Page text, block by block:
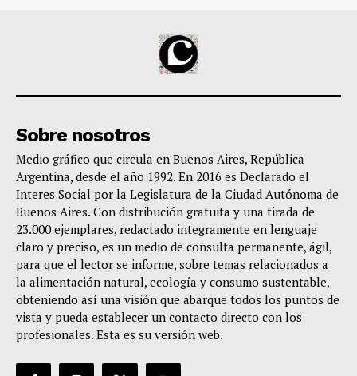
Sobre nosotros
Medio gráfico que circula en Buenos Aires, República
Argentina, desde el año 1992. En 2016 es Declarado el
Interes Social por la Legislatura de la Ciudad Autónoma de
Buenos Aires. Con distribución gratuita y una tirada de
23.000 ejemplares, redactado integramente en lenguaje
claro y preciso, es un medio de consulta permanente, ágil,
para que el lector se informe, sobre temas relacionados a
la alimentación natural, ecología y consumo sustentable,
obteniendo así una visión que abarque todos los puntos de
vista y pueda establecer un contacto directo con los
profesionales. Esta es su versión web.